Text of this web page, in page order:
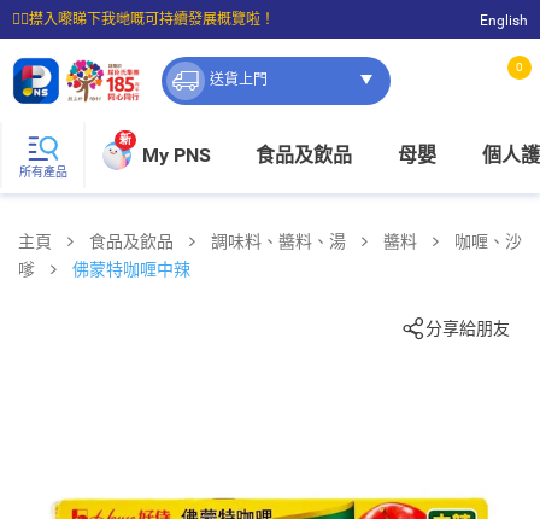
☝🏼㩒入嚟睇下我哋嘅可持續發展概覽啦！
⭐購物滿$399即享免費送貨；滿$100即可免費店取。
English
送貨上門
0
所有產品
新
My PNS 食品及飲品 母嬰 個人
主頁 食品及飲品 調味料、醬料、湯 醬料
咖喱、沙
嗲
佛蒙特咖喱中辣
分享給朋友